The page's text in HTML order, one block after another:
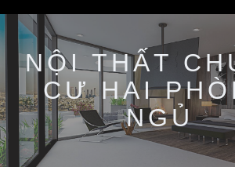
NỘI THẤT
CƯ HAI
NGỦ